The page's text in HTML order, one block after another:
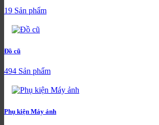
19 Sản phẩm
Đồ cũ
494 Sản phẩm
Phụ kiện Máy ảnh